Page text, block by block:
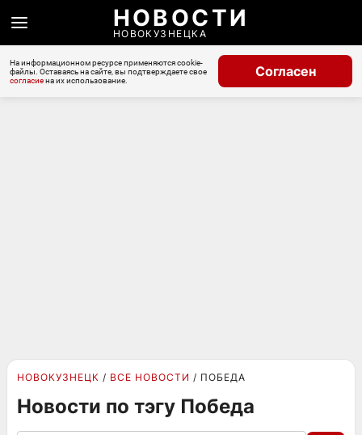
НОВОСТИ
НОВОКУЗНЕЦКА
На информационном ресурсе применяются cookie-
файлы. Оставаясь на сайте, вы подтверждаете свое
согласиена их использование.
Согласен
НОВОКУЗНЕЦК ВСЕ НОВОСТИ ПОБЕДА
Новости по тэгу Победа